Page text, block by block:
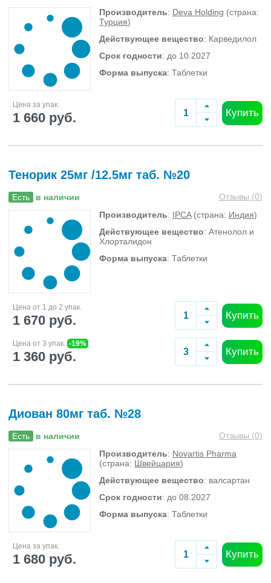
Производитель: Deva Holding (страна:
Турция)
Действующее вещество: Карведилол
Срок годности: до 10.2027
Форма выпуска: Таблетки
Цена за упак.
1 660 руб. Купить
Тенорик 25мг /12.5мг таб. №20
Есть в наличии Отзывы (0)
Производитель: IPCA(страна: Индия)
Действующее вещество: Атенолол и
Хлорталидон
Форма выпуска: Таблетки
Цена от 1 до 2 упак.
1 670 руб. Купить
Цена от 3 упак. -19%
1 360 руб. Купить
Диован 80мг таб. №28
Есть в наличии Отзывы (0)
Производитель: Novartis Pharma
(страна: Швейцария)
Действующее вещество: валсартан
Срок годности: до 08.2027
Форма выпуска: Таблетки
Цена за упак.
1 680 руб. Купить